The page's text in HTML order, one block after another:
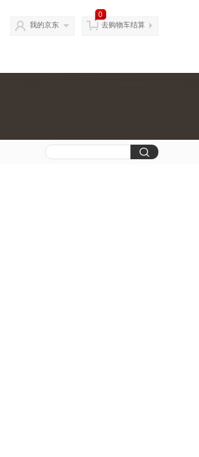
我的京东
0
去购物车结算